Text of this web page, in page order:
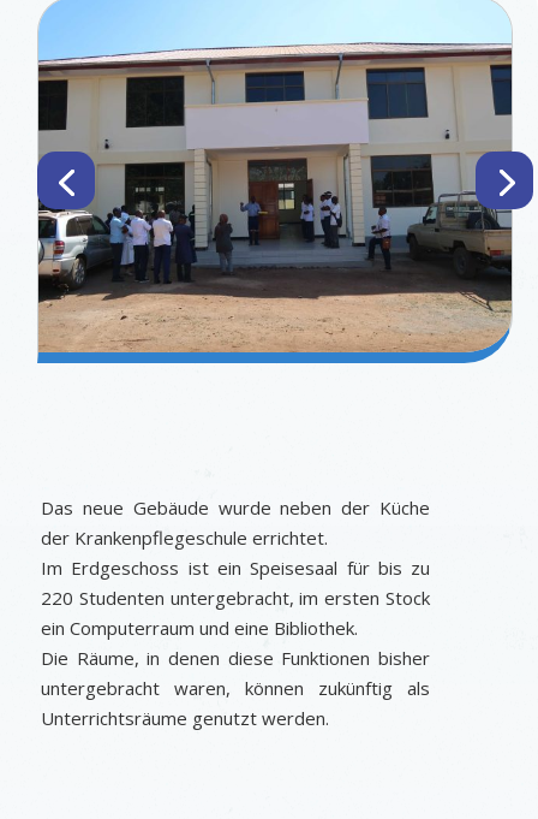
Das neue Gebäude wurde neben der Küche
der Krankenpflegeschule errichtet.
Im Erdgeschoss ist ein Speisesaal für bis zu
220 Studenten untergebracht, im ersten Stock
ein Computerraum und eine Bibliothek.
Die Räume, in denen diese Funktionen bisher
untergebracht waren, können zukünftig als
Unterrichtsräume genutzt werden.